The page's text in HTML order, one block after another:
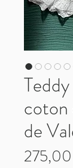
coton
de